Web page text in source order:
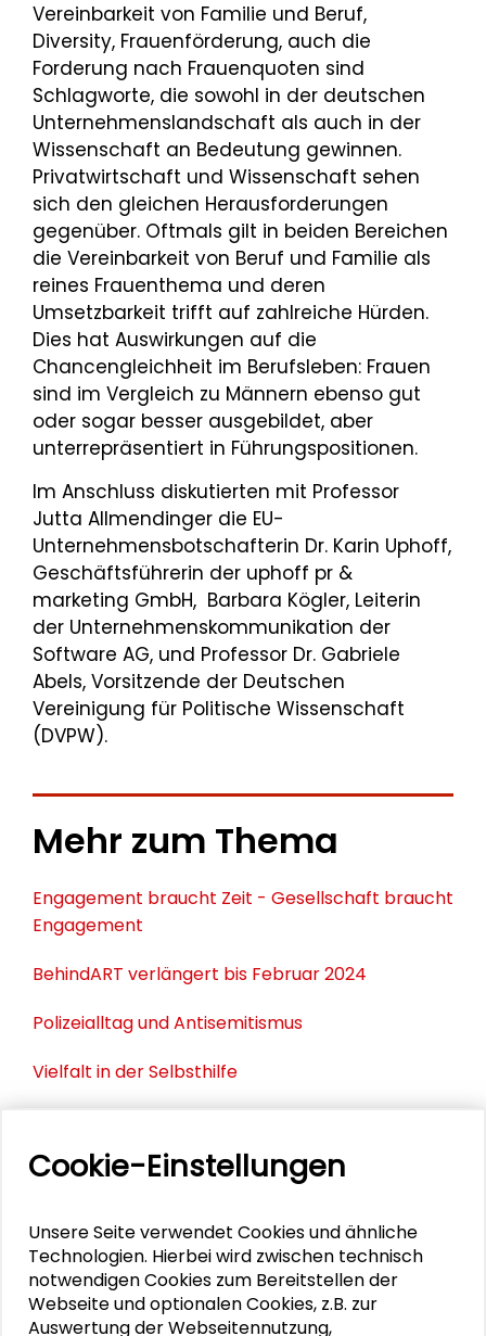
Vereinbarkeit von Familie und Beruf,
Diversity, Frauenförderung, auch die
Forderung nach Frauenquoten sind
Schlagworte, die sowohl in der deutschen
Unternehmenslandschaft als auch in der
Wissenschaft an Bedeutung gewinnen.
Privatwirtschaft und Wissenschaft sehen
sich den gleichen Herausforderungen
gegenüber. Oftmals gilt in beiden Bereichen
die Vereinbarkeit von Beruf und Familie als
reines Frauenthema und deren
Umsetzbarkeit trifft auf zahlreiche Hürden.
Dies hat Auswirkungen auf die
Chancengleichheit im Berufsleben: Frauen
sind im Vergleich zu Männern ebenso gut
oder sogar besser ausgebildet, aber
unterrepräsentiert in Führungspositionen.
Im Anschluss diskutierten mit Professor
Jutta Allmendinger die EU-
Unternehmensbotschafterin Dr. Karin Uphoff,
Geschäftsführerin der uphoff pr &
marketing GmbH, Barbara Kögler, Leiterin
der Unternehmenskommunikation der
Software AG, und Professor Dr. Gabriele
Abels, Vorsitzende der Deutschen
Vereinigung für Politische Wissenschaft
(DVPW).
Mehr zum Thema
Engagement braucht Zeit - Gesellschaft braucht
Engagement
BehindART verlängert bis Februar 2024
Polizeialltag und Antisemitismus
Vielfalt in der Selbsthilfe
PERSONEN IM KONTEXT
Jutta Allmendinger
Gabriele Abels
Cookie-Einstellungen
Unsere Seite verwendet Cookies und ähnliche
Technologien. Hierbei wird zwischen technisch
notwendigen Cookies zum Bereitstellen der
Webseite und optionalen Cookies, z.B. zur
Auswertung der Webseitennutzung,